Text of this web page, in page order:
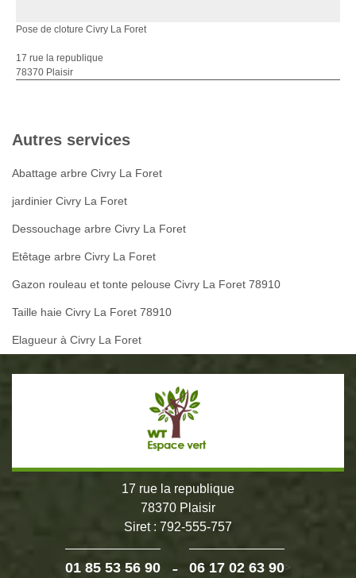
Pose de cloture Civry La Foret
17 rue la republique
78370 Plaisir
Autres services
Abattage arbre Civry La Foret
jardinier Civry La Foret
Dessouchage arbre Civry La Foret
Etêtage arbre Civry La Foret
Gazon rouleau et tonte pelouse Civry La Foret 78910
Taille haie Civry La Foret 78910
Elagueur à Civry La Foret
17 rue la republique
78370 Plaisir
Siret : 792-555-757
01 85 53 56 90 - 06 17 02 63 90>